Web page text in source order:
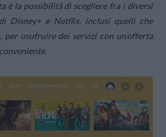
è la possibilità di scegliere fra i diversi
Disney+ e Netflix, inclusi quelli che
per usufruire dei servizi con un’offerta